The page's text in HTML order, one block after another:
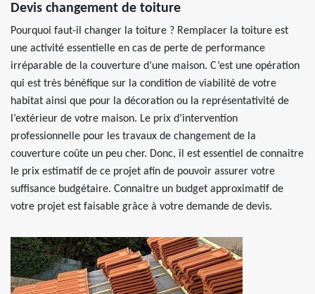
Devis changement de toiture
Pourquoi faut-il changer la toiture ? Remplacer la toiture est
une activité essentielle en cas de perte de performance
irréparable de la couverture d’une maison. C’est une opération
qui est très bénéfique sur la condition de viabilité de votre
habitat ainsi que pour la décoration ou la représentativité de
l’extérieur de votre maison. Le prix d’intervention
professionnelle pour les travaux de changement de la
couverture coûte un peu cher. Donc, il est essentiel de connaitre
le prix estimatif de ce projet afin de pouvoir assurer votre
suffisance budgétaire. Connaitre un budget approximatif de
votre projet est faisable grâce à votre demande de devis.